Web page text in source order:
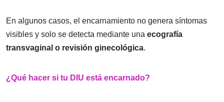
En algunos casos, el encarnamiento no genera síntomas
visibles y solo se detecta mediante una ecografía
transvaginal o revisión ginecológica.
¿Qué hacer si tu DIU está encarnado?